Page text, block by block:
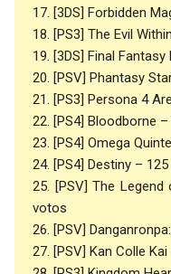
17. [3DS] Forbidden
18. [PS3] The Evil
19. [3DS] Final
20. [PSV] Phantasy
21. [PS3] Persona 4
22. [PS4] Bloodborne
23. [PS4] Omega
24. [PS4] Destiny –
25. [PSV] The
votos
26. [PSV]
27. [PSV] Kan Colle